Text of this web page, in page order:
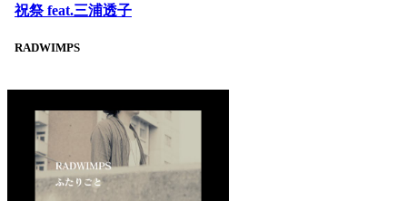
祝祭 feat.三浦透子
RADWIMPS